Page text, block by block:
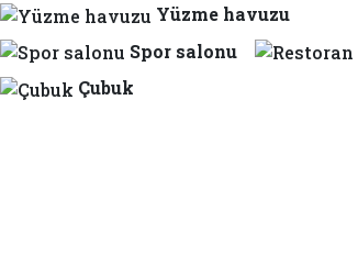
Yüzme havuzu
Spor salonu
Çubuk